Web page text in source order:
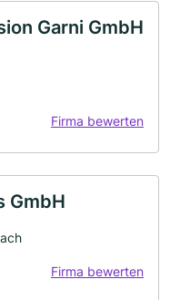
Garni GmbH
Firma bewerten
GmbH
Firma bewerten